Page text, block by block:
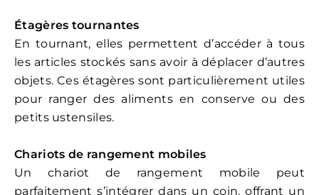
Étagères tournantes
En tournant, elles permettent d’accéder à tous
les articles stockés sans avoir à déplacer d’autres
objets. Ces étagères sont particulièrement utiles
pour ranger des aliments en conserve ou des
petits ustensiles.
Chariots de rangement mobiles
Un chariot de rangement mobile peut
parfaitement s’intégrer dans un coin, offrant un